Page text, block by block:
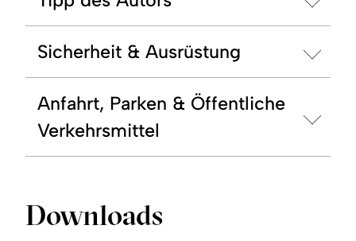
Sicherheit & Ausrüstung
Anfahrt, Parken & Öffentliche
Verkehrsmittel
Downloads